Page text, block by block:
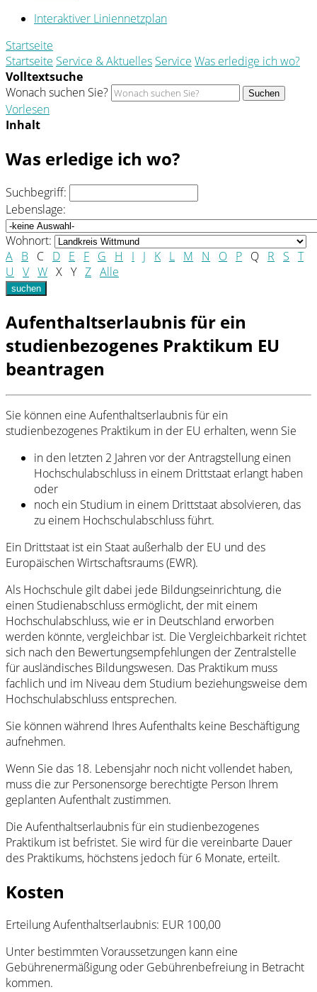
Interaktiver Liniennetzplan
Startseite
Startseite Service & Aktuelles Service Was erledige ich wo?
Volltextsuche
Wonach suchen Sie?
Suchen
Vorlesen
Inhalt
Was erledige ich wo?
Suchbegriff:
Lebenslage:
Wohnort:
A B C D E F G H I J K L M N O P Q R S T
U
V W X Y Z Alle
suchen
Aufenthaltserlaubnis für ein
studienbezogenes Praktikum EU
beantragen
Sie können eine Aufenthaltserlaubnis für ein
studienbezogenes Praktikum in der EU erhalten, wenn Sie
in den letzten 2 Jahren vor der Antragstellung einen
Hochschulabschluss in einem Drittstaat erlangt haben
oder
noch ein Studium in einem Drittstaat absolvieren, das
zu einem Hochschulabschluss führt.
Ein Drittstaat ist ein Staat außerhalb der EU und des
Europäischen Wirtschaftsraums (EWR).
Als Hochschule gilt dabei jede Bildungseinrichtung, die
einen Studienabschluss ermöglicht, der mit einem
Hochschulabschluss, wie er in Deutschland erworben
werden könnte, vergleichbar ist. Die Vergleichbarkeit richtet
sich nach den Bewertungsempfehlungen der Zentralstelle
für ausländisches Bildungswesen. Das Praktikum muss
fachlich und im Niveau dem Studium beziehungsweise dem
Hochschulabschluss entsprechen.
Sie können während Ihres Aufenthalts keine Beschäftigung
aufnehmen.
Wenn Sie das 18. Lebensjahr noch nicht vollendet haben,
muss die zur Personensorge berechtigte Person Ihrem
geplanten Aufenthalt zustimmen.
Die Aufenthaltserlaubnis für ein studienbezogenes
Praktikum ist befristet. Sie wird für die vereinbarte Dauer
des Praktikums, höchstens jedoch für 6 Monate, erteilt.
Kosten
Erteilung Aufenthaltserlaubnis: EUR 100,00
Unter bestimmten Voraussetzungen kann eine
Gebührenermäßigung oder Gebührenbefreiung in Betracht
kommen.